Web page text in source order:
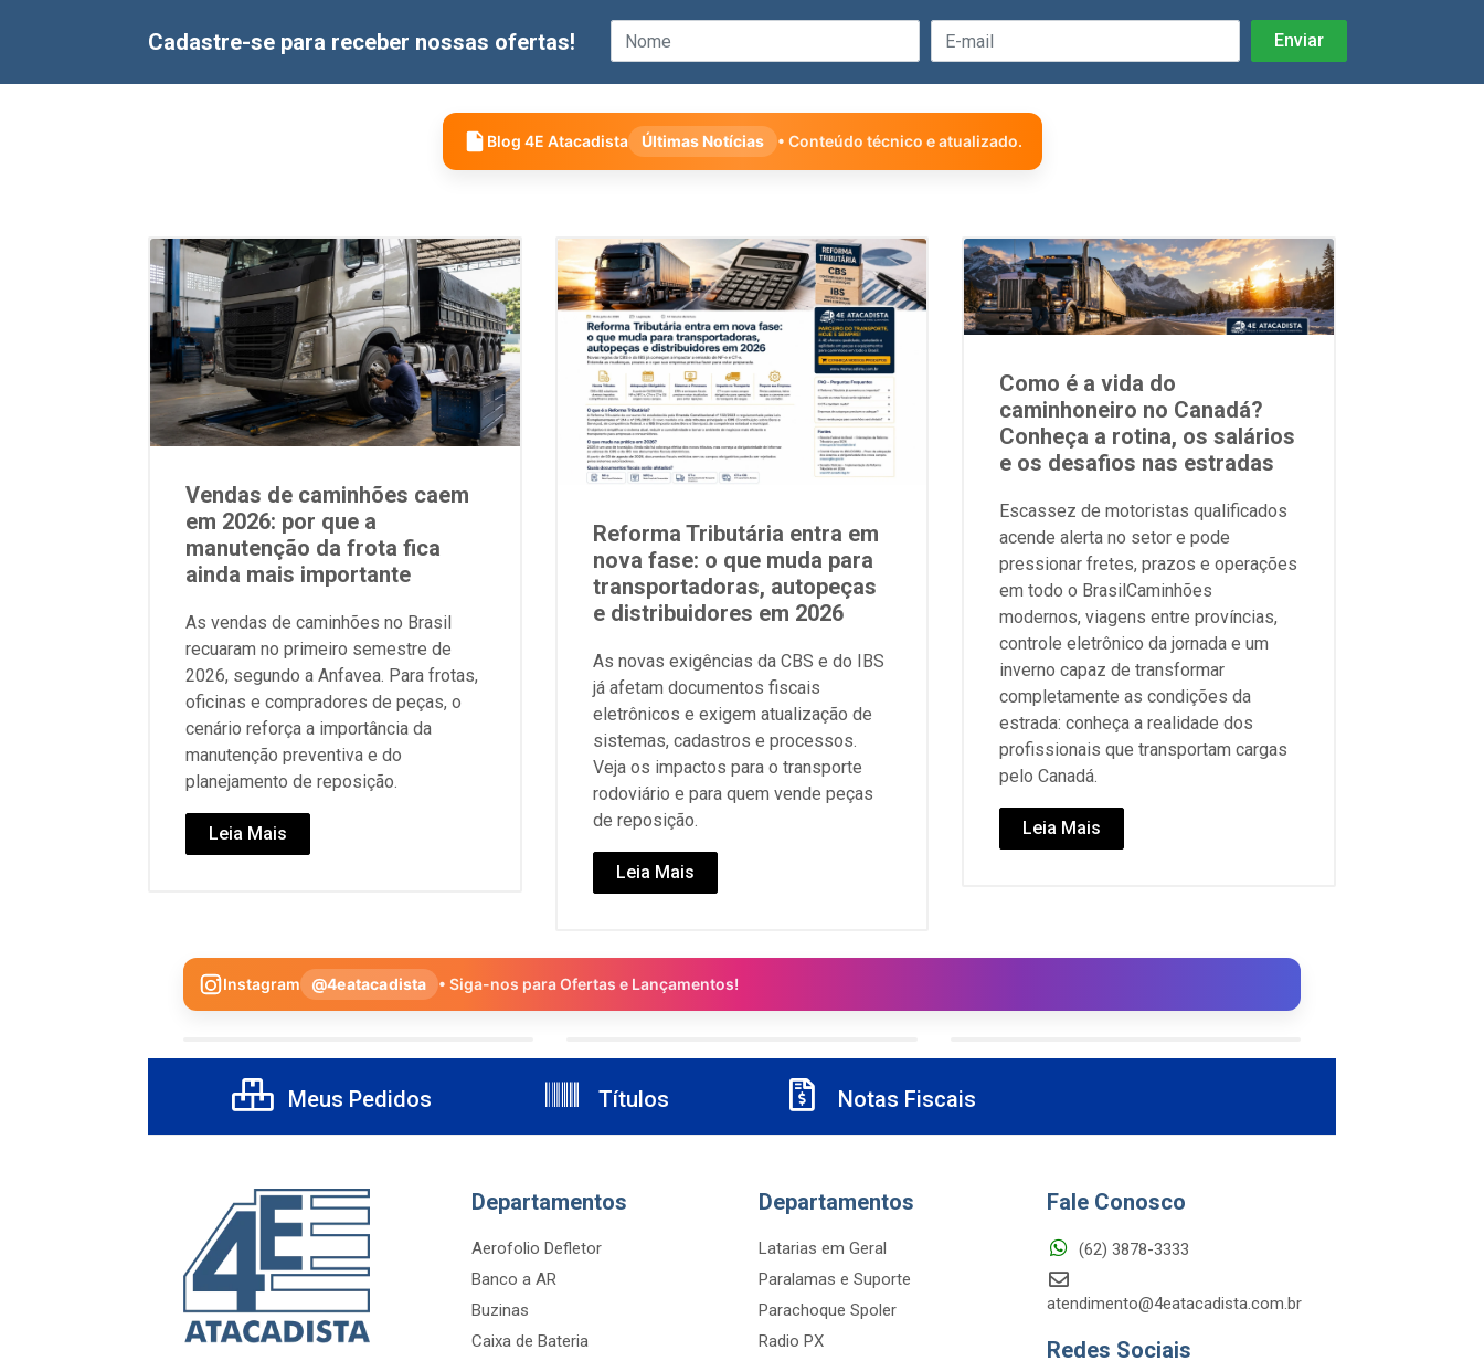
Cadastre-se para receber nossas ofertas!
Blog 4E Atacadista Últimas Notícias • Conteúdo técnico e atualizado.
Vendas de caminhões caem
em 2026: por que a
manutenção da frota fica
ainda mais importante
As vendas de caminhões no Brasil
recuaram no primeiro semestre de
2026, segundo a Anfavea. Para frotas,
oficinas e compradores de peças, o
cenário reforça a importância da
manutenção preventiva e do
planejamento de reposição.
Leia Mais
Reforma Tributária entra em
nova fase: o que muda para
transportadoras, autopeças
e distribuidores em 2026
As novas exigências da CBS e do IBS
já afetam documentos fiscais
eletrônicos e exigem atualização de
sistemas, cadastros e processos.
Veja os impactos para o transporte
rodoviário e para quem vende peças
de reposição.
Leia Mais
Como é a vida do
caminhoneiro no Canadá?
Conheça a rotina, os salários
e os desafios nas estradas
Escassez de motoristas qualificados
acende alerta no setor e pode
pressionar fretes, prazos e operações
em todo o BrasilCaminhões
modernos, viagens entre províncias,
controle eletrônico da jornada e um
inverno capaz de transformar
completamente as condições da
estrada: conheça a realidade dos
profissionais que transportam cargas
pelo Canadá.
Leia Mais
Instagram @4eatacadista • Siga-nos para Ofertas e Lançamentos!
Meus Pedidos Títulos Notas Fiscais
Departamentos
Aerofolio Defletor
Banco a AR
Buzinas
Caixa de Bateria
Departamentos
Latarias em Geral
Paralamas e Suporte
Parachoque Spoler
Radio PX
Fale Conosco
(62) 3878-3333
atendimento@4eatacadista.com.br
Redes Sociais